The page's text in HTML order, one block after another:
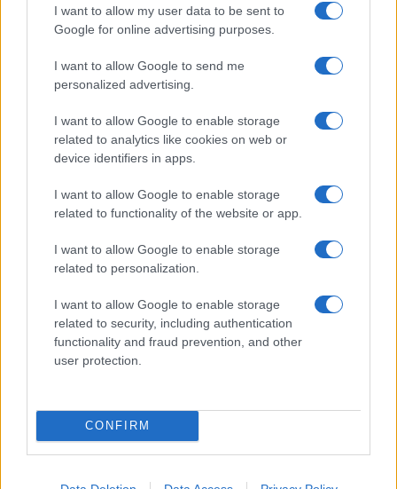
I want to allow my user data to be sent to
Google for online advertising purposes.
I want to allow Google to send me
personalized advertising.
I want to allow Google to enable storage
related to analytics like cookies on web or
device identifiers in apps.
I want to allow Google to enable storage
related to functionality of the website or app.
I want to allow Google to enable storage
related to personalization.
I want to allow Google to enable storage
related to security, including authentication
functionality and fraud prevention, and other
user protection.
CONFIRM
Pausa caffè impeccabile: come scegliere la
soluzione ideale per la casa e l’ufficio
Monte Pino, la fine di un lungo dolore: storia e
rinascita della strada che segnò la Gallura
Raid nelle campagne di Berchidda, rischio per
la rete elettrica
Monte Pino, via i cancelli del cantiere: la Gallura
ritrova la strada